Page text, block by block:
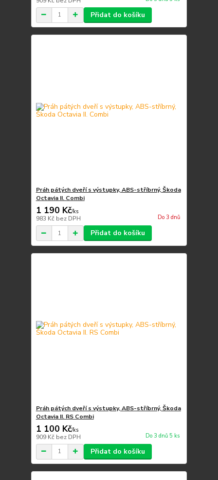
Přidat do košíku
Práh pátých dveří s výstupky, ABS-stříbrný, Škoda
Octavia II. Combi
1 190 Kč/ks
983 Kč bez DPH Do 3 dnů
Přidat do košíku
Práh pátých dveří s výstupky, ABS-stříbrný, Škoda
Octavia II. RS Combi
1 100 Kč/ks
909 Kč bez DPH Do 3 dnů 5 ks
Přidat do košíku